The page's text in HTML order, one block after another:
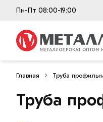
Пн-Пт 08:00-19:00
Главная Труба
Труба